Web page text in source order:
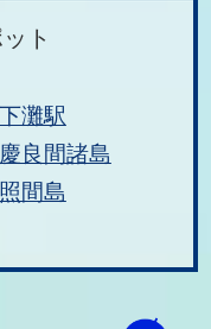
ト
下灘駅
慶良間諸島
間島